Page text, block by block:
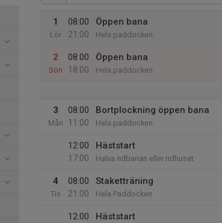
1
Lör
08:00
21:00
Öppen bana
Hela paddocken
2
Sön
08:00
18:00
Öppen bana
Hela paddocken
3
Mån
08:00
11:00
Bortplockning öppen bana
Hela paddocken
12:00
17:00
Häststart
Halva ridbanan eller ridhuset
4
Tis
08:00
21:00
Staketträning
Hela Paddocken
12:00
Häststart